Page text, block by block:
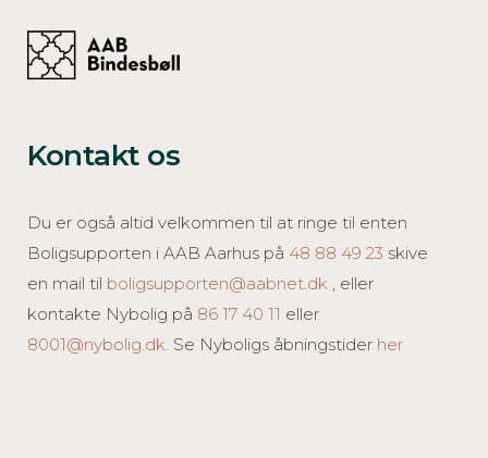
Kontakt os
Du er også altid velkommen til at ringe til enten
Boligsupporten i AAB Aarhus på 48 88 49 23 skive
en mail til boligsupporten@aabnet.dk , eller
kontakte Nybolig på 86 17 40 11 eller
8001@nybolig.dk . Se Nyboligs åbningstider her